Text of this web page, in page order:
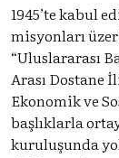
1945’te kabul
misyonları
“Uluslararası
Arası Dostane
Ekonomik ve
başlıklarla
kuruluşunda